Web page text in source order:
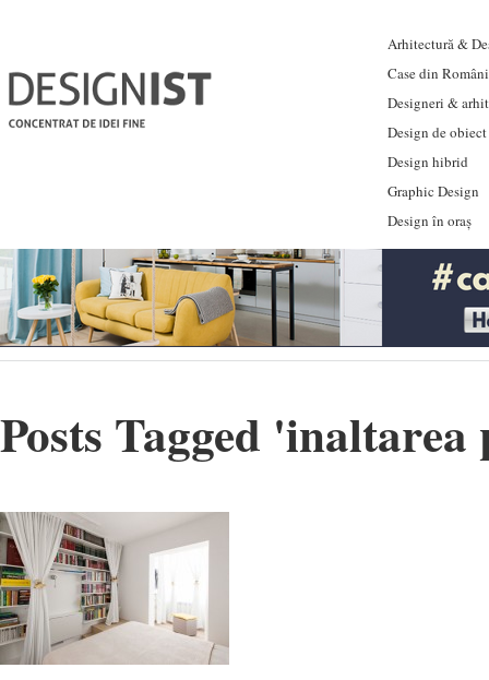
Arhitectură &
Case din
Designeri &
Design de obiect
Design hibrid
Graphic Design
Design în oraș
Posts Tagged 'inaltarea